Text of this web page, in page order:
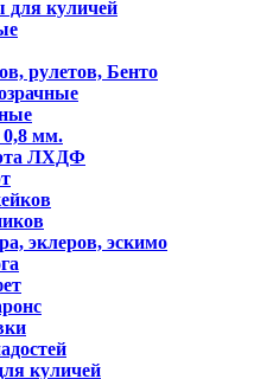
куличей
рулетов, Бенто
0,8 мм.
ЛХДФ
эклеров, эскимо
куличей